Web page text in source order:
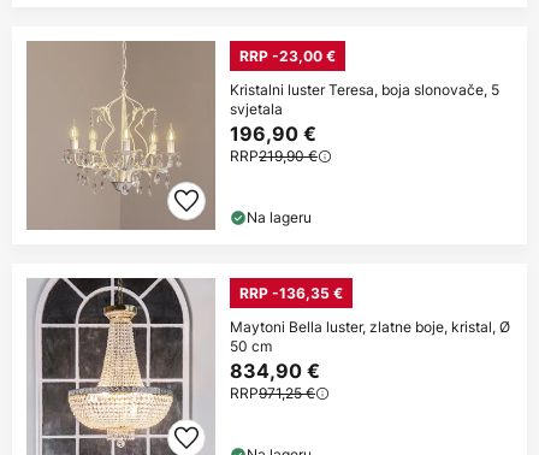
RRP -23,00 €
Kristalni luster Teresa, boja slonovače, 5
svjetala
196,90 €
RRP219,90 €
Na lageru
RRP -136,35 €
Maytoni Bella luster, zlatne boje, kristal, Ø
50 cm
834,90 €
RRP971,25 €